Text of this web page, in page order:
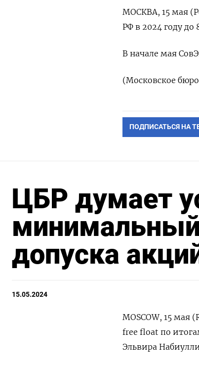
МОСКВА, 15 мая
РФ в 2024 году до
В начале мая
(Московское
ПОДПИСАТЬСЯ НА
ЦБР думает
допуска
15.05.2024
MOSCOW, 15
free float по
Эльвира